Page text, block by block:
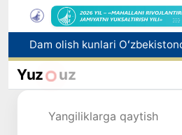
Yuz uz
Yangiliklarga qaytish